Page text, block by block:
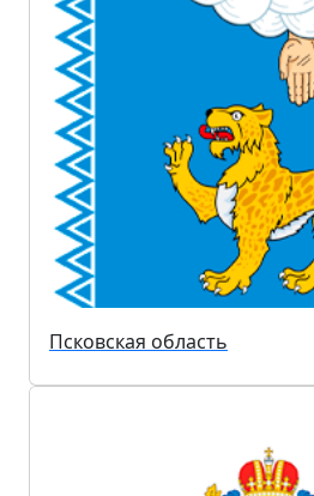
Псковская область